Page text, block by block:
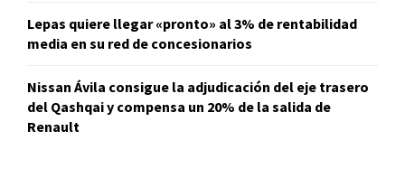
Lepas quiere llegar «pronto» al 3% de rentabilidad
media en su red de concesionarios
Nissan Ávila consigue la adjudicación del eje trasero
del Qashqai y compensa un 20% de la salida de
Renault